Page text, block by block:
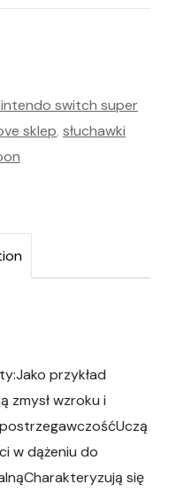
switch super
sklep, słuchawki
przykład
zmysł wzroku i
w dążeniu do
się